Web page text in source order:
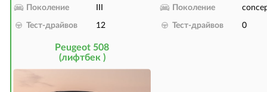
Поколение
Тест-драйвов 12
Поколение
Тест-драйвов 0
Peugeot 508
(лифтбек )